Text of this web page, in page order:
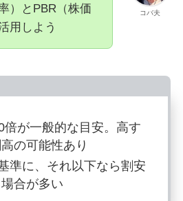
コバ夫
）とPBR（株価
用しよう
倍が一般的な目安。高す
の可能性あり
準に、それ以下なら割安
合が多い